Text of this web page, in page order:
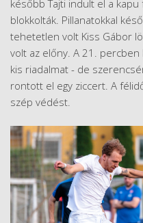
később Tajti indult el a
blokkolták. Pillanatokkal
tehetetlen volt Kiss Gábor
volt az előny. A 21.
kis riadalmat - de
rontott el egy ziccert. A
szép védést.